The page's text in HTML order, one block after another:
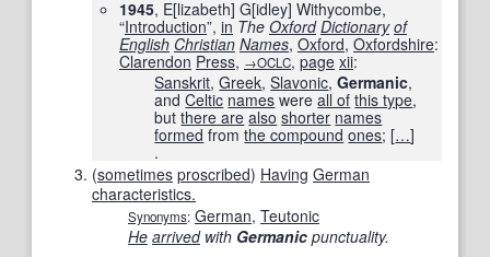
1945, E[lizabeth] G[idley] Withycombe,
“Introduction”, in The Oxford Dictionary of
English Christian Names, Oxford, Oxfordshire:
Clarendon Press, →OCLC, page xii:
Sanskrit,Greek,Slavonic,Germanic,
andCeltic names wereall of this type,
butthere are also shorter names
formed fromthe compound ones; […]
.
(sometimes proscribed) Having German
characteristics.
Synonyms: German, Teutonic
He arrivedwith Germanic punctuality.